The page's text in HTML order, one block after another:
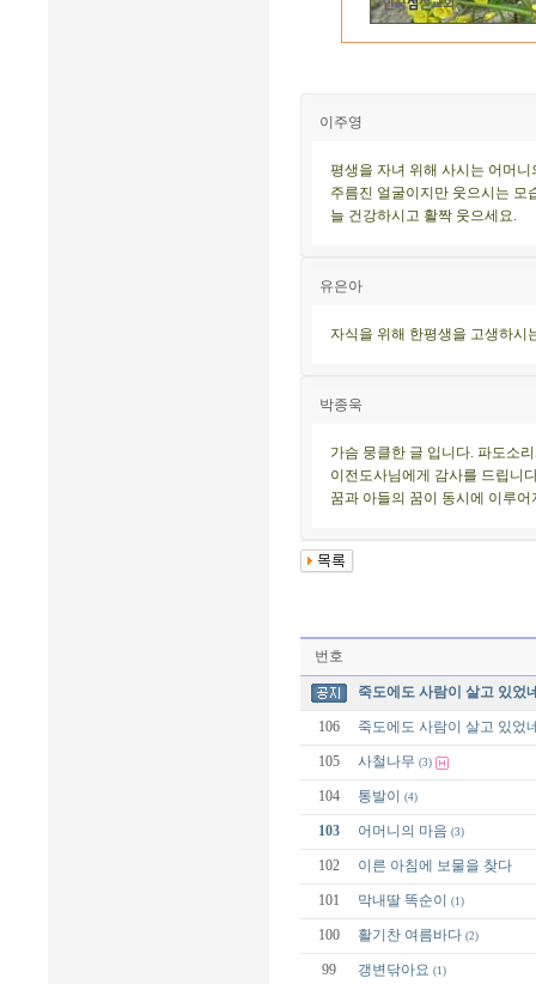
이주영
평생을 자녀 위해 사시는 어머
주름진 얼굴이지만 웃으시는 모
늘 건강하시고 활짝 웃으세요.
유은아
자식을 위해 한평생을 고생하시
박종욱
가슴 뭉클한 글 입니다. 파도소
이전도사님에게 감사를 드립니
꿈과 아들의 꿈이 동시에 이루
번호
죽도에도 사람이 살고 있었
106 죽도에도 사람이 살고 있었
105 사철나무 (3)
104 통발이 (4)
103 어머니의 마음 (3)
102 이른 아침에 보물을 찾다
101 막내딸 똑순이 (1)
100 활기찬 여름바다 (2)
99 갱변닦아요 (1)